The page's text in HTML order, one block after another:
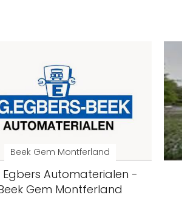
Beek Gem Montferland
Egbers Automaterialen -
Gem Montferland